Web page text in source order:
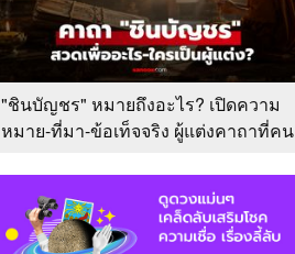
"ชินบัญชร" หมายถึงอะไร? เปิดความ
หมาย-ที่มา-ข้อเท็จจริง ผู้แต่งคาถาที่คน